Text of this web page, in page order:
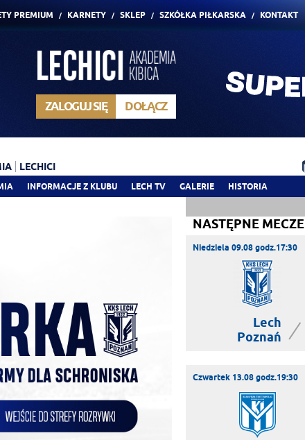
PREMIUM KARNETY SKLEP SZKÓŁKA PIŁKARSKA KONTAKT
ZALOGUJ SIĘ DOŁĄCZ
INFORMACJE Z KLUBU LECH TV GALERIE HISTORIA
LECHICI
NASTĘPNE MECZE
Niedziela 09.08 godz.17:30
Lech
Poznań
|
Czwartek 13.08 godz.19:30